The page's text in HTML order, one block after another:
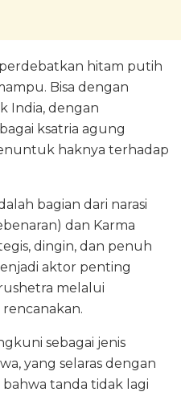
hitam putih
Bisa dengan
India, dengan
ksatria agung
haknya terhadap
bagian dari narasi
dan Karma
dingin, dan penuh
aktor penting
melalui
sebagai jenis
yang selaras dengan
tanda tidak lagi